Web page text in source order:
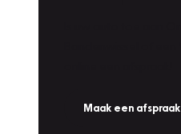
Maak een afspraak